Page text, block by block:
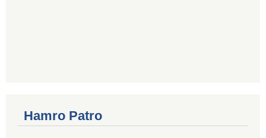
Hamro Patro